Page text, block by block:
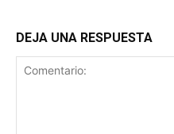
DEJA UNA RESPUESTA